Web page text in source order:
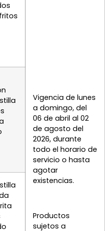
Vigencia de lunes
a domingo, del
06 de abril al 02
de agosto del
2026, durante
todo el horario de
servicio o hasta
agotar
existencias.
Productos
sujetos a